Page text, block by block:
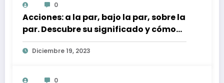
0
Acciones: a la par, bajo la par, sobre la
par. Descubre su significado y cómo
afectan a tu inversión
Diciembre 19, 2023
0